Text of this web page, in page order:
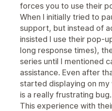
forces you to use their
When I initially tried to
support, but instead of
insisted I use their pop-
long response times),
series until I mentioned
assistance. Even after
started displaying on
is a really frustrating bug.
This experience with